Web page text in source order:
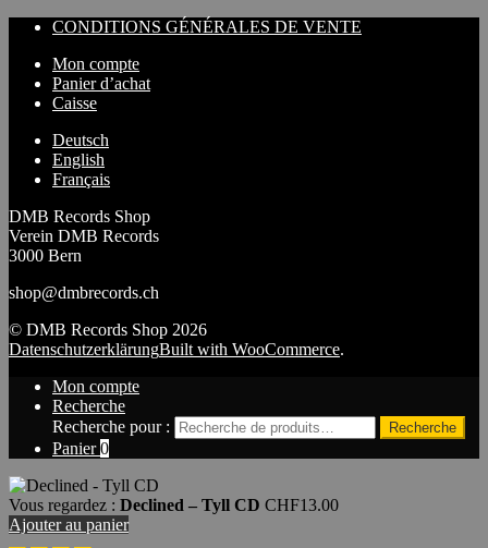
CONDITIONS GÉNÉRALES DE VENTE
Mon compte
Panier d’achat
Caisse
Deutsch
English
Français
DMB Records Shop
Verein DMB Records
3000 Bern
shop@dmbrecords.ch
© DMB Records Shop 2026
DatenschutzerklärungBuilt with WooCommerce.
Mon compte
Recherche
Recherche pour :
Recherche
Panier0
Vous regardez : Declined – Tyll CD CHF13.00
Ajouter au panier